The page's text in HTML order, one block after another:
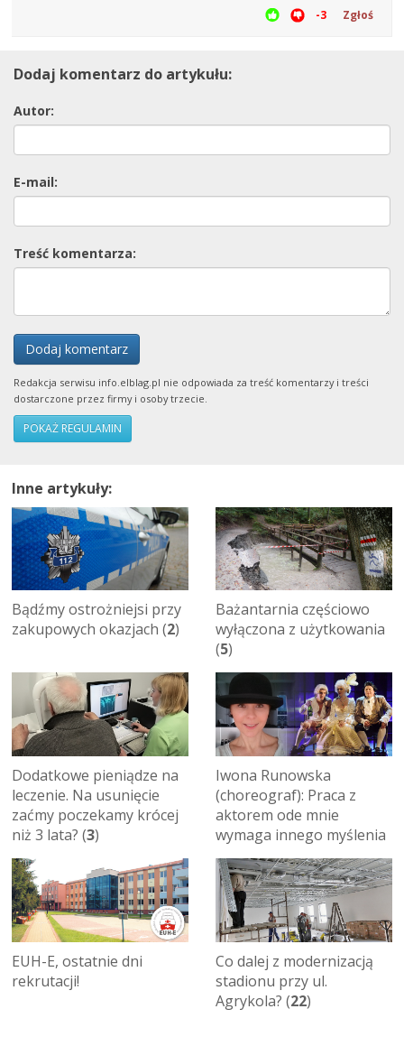
-3 Zgłoś
Dodaj komentarz do artykułu:
Autor:
E-mail:
Treść komentarza:
Dodaj komentarz
Redakcja serwisu info.elblag.pl nie odpowiada za treść komentarzy i treści
dostarczone przez firmy i osoby trzecie.
POKAŻ REGULAMIN
Inne artykuły:
Bądźmy ostrożniejsi przy
zakupowych okazjach (2)
Bażantarnia częściowo
wyłączona z użytkowania
(5)
Dodatkowe pieniądze na
leczenie. Na usunięcie
zaćmy poczekamy krócej
niż 3 lata? (3)
Iwona Runowska
(choreograf): Praca z
aktorem ode mnie
wymaga innego myślenia
EUH-E, ostatnie dni
rekrutacji!
Co dalej z modernizacją
stadionu przy ul.
Agrykola? (22)